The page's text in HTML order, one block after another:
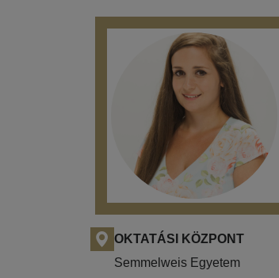
OKTATÁSI KÖZPONT
Semmelweis Egyetem